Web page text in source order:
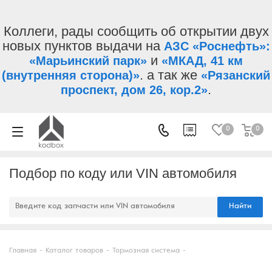
Коллеги, рады сообщить об открытии двух
новых пунктов выдачи на АЗС «Роснефть»:
«Марьинский парк» и «МКАД, 41 км
(внутренняя сторона)». а так же «Рязанский
проспект, дом 26, кор.2».
0 0
Подбор по коду или VIN автомобиля
Найти
Главная - Каталог товаров - Тормозная система -